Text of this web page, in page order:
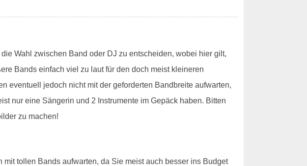
Wahl zwischen Band oder DJ zu entscheiden, wobei hier gilt,
Bands einfach viel zu laut für den doch meist kleineren
eventuell jedoch nicht mit der geforderten Bandbreite aufwarten,
nur eine Sängerin und 2 Instrumente im Gepäck haben. Bitten
zu machen!
tollen Bands aufwarten, da Sie meist auch besser ins Budget